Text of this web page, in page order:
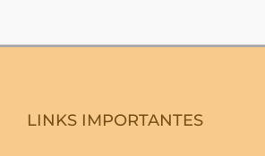
LINKS IMPORTANTES